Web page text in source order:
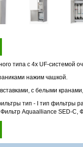
типа с 4х UF-системой
нажим чашкой.
с белыми
тип - I тип фильтры
Aquaalliance SED-C,